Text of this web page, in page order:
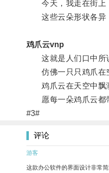
今天，我走在街上，
这些云朵形状各异，
鸡爪云vnp
这就是人们口中所说
仿佛一只只鸡爪在空
鸡爪云在天空中飘渺
愿每一朵鸡爪云都带
#3#
评论
游客
这款办公软件的界面设计非常